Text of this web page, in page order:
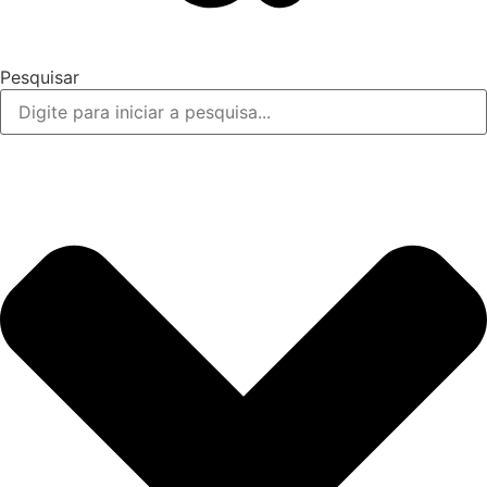
Pesquisar